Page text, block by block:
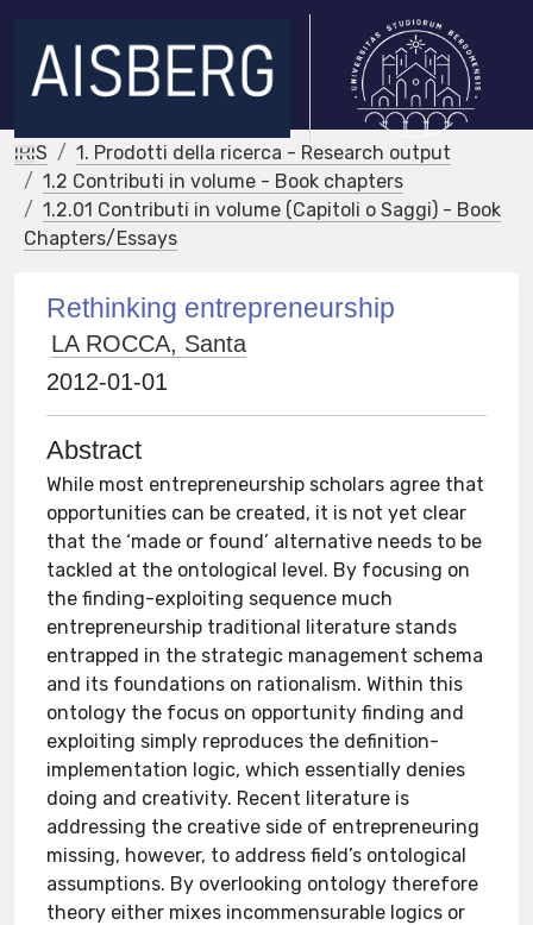
IRIS
1. Prodotti della ricerca - Research output
1.2 Contributi in volume - Book chapters
1.2.01 Contributi in volume (Capitoli o Saggi) - Book
Chapters/Essays
Rethinking entrepreneurship
LA ROCCA, Santa
2012-01-01
Abstract
While most entrepreneurship scholars agree that
opportunities can be created, it is not yet clear
that the ‘made or found’ alternative needs to be
tackled at the ontological level. By focusing on
the finding-exploiting sequence much
entrepreneurship traditional literature stands
entrapped in the strategic management schema
and its foundations on rationalism. Within this
ontology the focus on opportunity finding and
exploiting simply reproduces the definition-
implementation logic, which essentially denies
doing and creativity. Recent literature is
addressing the creative side of entrepreneuring
missing, however, to address field’s ontological
assumptions. By overlooking ontology therefore
theory either mixes incommensurable logics or